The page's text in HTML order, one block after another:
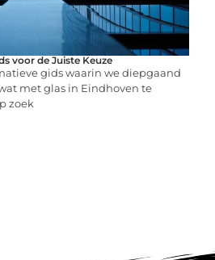
voor de Juiste Keuze
gids waarin we diepgaand
met glas in Eindhoven te
zoek